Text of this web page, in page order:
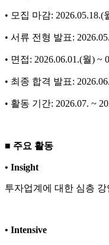
• 모집 마감: 2026.05.18.(
• 서류 전형 발표:
• 면접: 2026.06.01.(월) ~
• 최종 합격 발표:
• 활동 기간: 2026.07. ~
■ 주요 활동
• Insight
투자업계에 대한 심층
• Intensive